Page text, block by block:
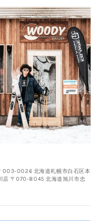
003-0026 北海道札幌市白石区本
店 〒070-8045 北海道旭川市忠